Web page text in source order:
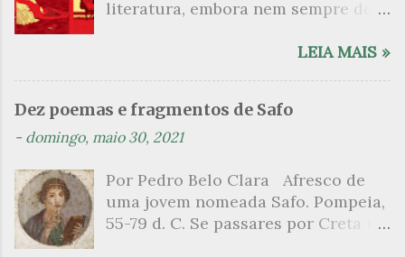
o
literatura, embora nem sempre de
que mergulharam em sua própria
psicanalítico e findaram por revelar
a partir dessa intimidade o lado
apresenta um conjunto de livros
nos quais os escritores se
desnudam, livros que dispensam o
LEIA MAIS »
Dez poemas e fragmentos de Safo
- domingo, maio 30, 2021
Por Pedro Belo Clara Afresco de
uma jovem nomeada Safo. Pompeia,
55-79 d. C. Se passares por Creta 1